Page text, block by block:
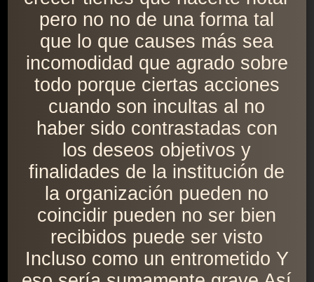
pero no no de una forma tal
que lo que causes más sea
incomodidad que agrado sobre
todo porque ciertas acciones
cuando son incultas al no
haber sido contrastadas con
los deseos objetivos y
finalidades de la institución de
la organización pueden no
coincidir pueden no ser bien
recibidos puede ser visto
Incluso como un entrometido Y